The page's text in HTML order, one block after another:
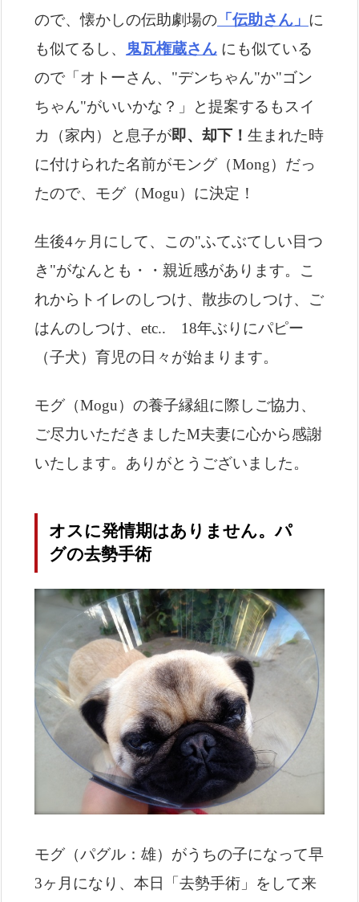
ので、懐かしの伝助劇場の 「伝助さん」 に
も似てるし、
鬼瓦権蔵さん にも似ている
ので「オトーさん、"デンちゃん"か"ゴン
ちゃん"がいいかな？」と提案するもスイ
カ（家内）と息子が即、却下！ 生まれた時
に付けられた名前がモング（Mong）だっ
たので、モグ（Mogu）に決定！
生後4ヶ月にして、この"ふてぶてしい目つ
き"がなんとも・・親近感があります。こ
れからトイレのしつけ、散歩のしつけ、ご
はんのしつけ、etc.. 18年ぶりにパピー
（子犬）育児の日々が始まります。
モグ（Mogu）の養子縁組に際しご協力、
ご尽力いただきましたM夫妻に心から感謝
いたします。ありがとうございました。
オスに発情期はありません。パ
グの去勢手術
モグ（パグル：雄）がうちの子になって早
3ヶ月になり、本日「去勢手術」をして来